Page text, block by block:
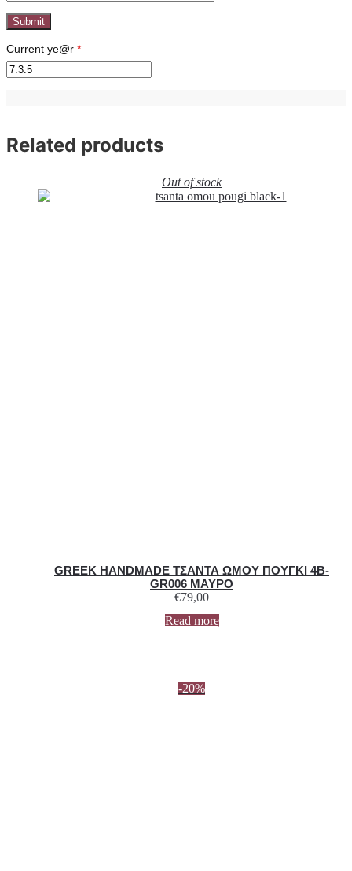
Current ye@r *
Related products
Out of stock
GREEK HANDMADE ΤΣΑΝΤΑ ΩΜΟΥ ΠΟΥΓΚΙ 4B-
GR006 ΜΑΥΡΟ
€79,00
Read more
-20%